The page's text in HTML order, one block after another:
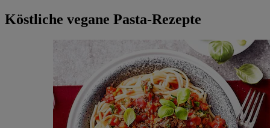
Köstliche vegane Pasta-Rezepte